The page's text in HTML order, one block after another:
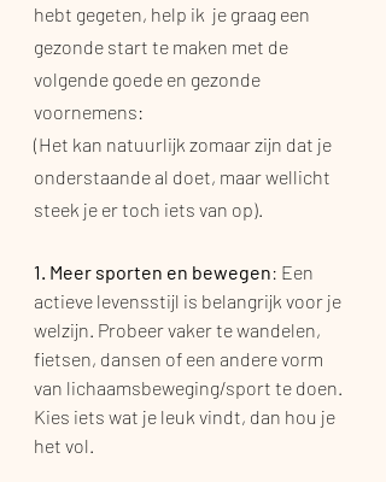
hebt gegeten, help ik  je graag een
gezonde start te maken met de
volgende goede en gezonde
voornemens:
(Het kan natuurlijk zomaar zijn dat je
onderstaande al doet, maar wellicht
steek je er toch iets van op).
1. Meer sporten en bewegen: Een
actieve levensstijl is belangrijk voor je
welzijn. Probeer vaker te wandelen,
fietsen, dansen of een andere vorm
van lichaamsbeweging/sport te doen.
Kies iets wat je leuk vindt, dan hou je
het vol.